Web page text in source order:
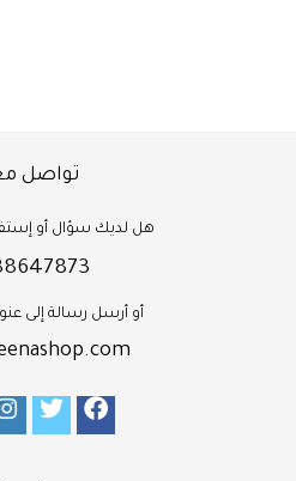
تواصل
هل لديك سؤال أو
أو أرسل رسالة إلى